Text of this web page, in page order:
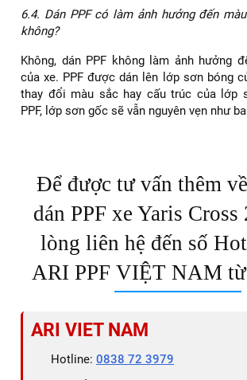
✅ Trầy xước: PPF tạo lớp màng bảo vệ
chống lại các vết trầy xước từ đá văng,
✅ Tia UV và tác động của thời tiết: Ngăn
ố vàng, bong tróc sơn do ánh nắng mặt
bẩn...
✅ Vết bẩn: PPF có khả năng chống bám
sinh xe trở nên dễ dàng hơn.